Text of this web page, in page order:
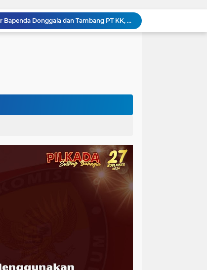
Kejati Sulteng Geledah Kantor Bapenda Donggala dan Tambang PT KK, 32 Alat Berat Disita!
Kejati Sulteng Bongkar Kasus Korupsi Dana CSR Tambang, Sekdes Tamainusi Ikut Terseret
Gufran Ajak Semua Pihak Bersatu